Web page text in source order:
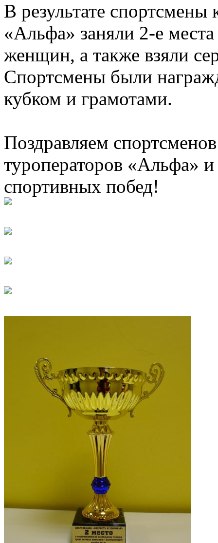
В результате спортсмены
«Альфа» заняли 2-е
женщин, а также взяли
Спортсмены были
кубком и грамотами.
Поздравляем
туроператоров «Альфа»
спортивных побед!